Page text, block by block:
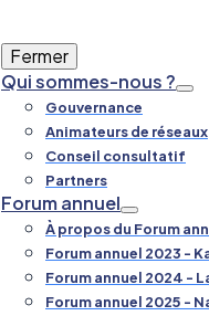
Fermer
Qui sommes-nous ?
Gouvernance
Animateurs de réseaux
Conseil consultatif
Partners
Forum annuel
À propos du Forum
Forum annuel 2023 -
Forum annuel 2024 -
Forum annuel 2025 -